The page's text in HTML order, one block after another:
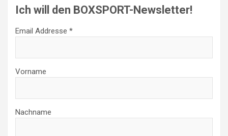
Ich will den BOXSPORT-Newsletter!
Email Addresse *
Vorname
Nachname